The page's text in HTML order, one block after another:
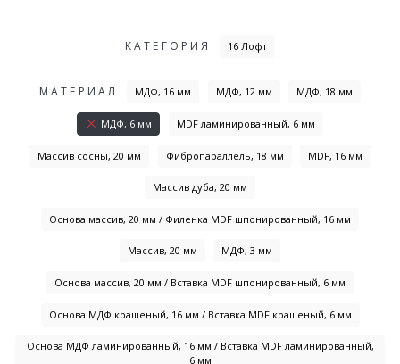
КАТЕГОРИЯ 16 Лофт
МАТЕРИАЛ МДФ, 16 мм МДФ, 12 мм МДФ, 18 мм
МДФ, 6 мм MDF ламинированный, 6 мм
Массив сосны, 20 мм Фибропараллель, 18 мм MDF, 16 мм
Массив дуба, 20 мм
Основа массив, 20 мм / Филенка MDF шпонированный, 16 мм
Массив, 20 мм МДФ, 3 мм
Основа массив, 20 мм / Вставка MDF шпонированный, 6 мм
Основа МДФ крашеный, 16 мм / Вставка MDF крашеный, 6 мм
Основа МДФ ламинированный, 16 мм / Вставка MDF ламинированный,
6 мм